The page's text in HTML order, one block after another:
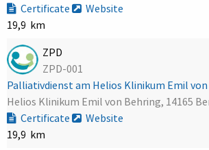
Certificate
Website
19,9 km
ZPD
ZPD-001
Palliativdienst am Helios Klinikum Emil
Helios Klinikum Emil von Behring, 14165
Certificate
Website
19,9 km